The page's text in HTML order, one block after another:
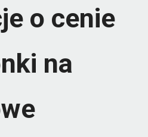
o cenie
na